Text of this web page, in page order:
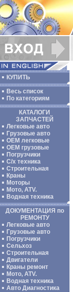
КУПИТЬ
Весь список
По категориям
КАТАЛОГИ
ЗАПЧАСТЕЙ
Легковые авто
Грузовые авто
ОЕМ легковые
OEM грузовые
Погрузчики
С/х техника
Строительная
Краны
Моторы
Мото, ATV.
Водная техника
ДОКУМЕНТАЦИЯ по
РЕМОНТУ
Легковые авто
Грузовые авто
Погрузчики
Сельхоз
Строительная
Двигатели
Краны ремонт
Мото, ATV.
Водная техника
Авто Диагностика